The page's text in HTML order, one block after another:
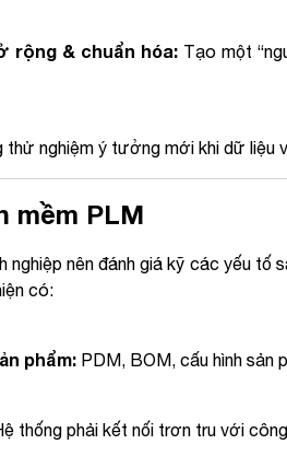
rộng & chuẩn hóa: Tạo một
thử nghiệm ý tưởng mới khi dữ liệu
mềm PLM
nghiệp nên đánh giá kỹ các yếu tố
có:
phẩm: PDM, BOM, cấu hình sản
thống phải kết nối trơn tru với